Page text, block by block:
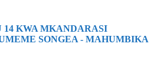
14 KWA MKANDARASI
SONGEA - MAHUMBIKA